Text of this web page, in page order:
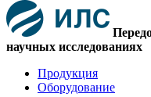
научных исследованиях
Продукция
Оборудование